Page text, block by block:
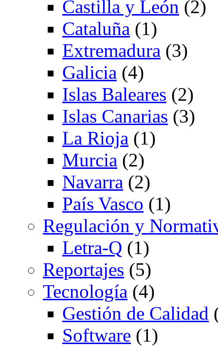
Castilla y León (2)
Cataluña (1)
Extremadura (3)
Galicia (4)
Islas Baleares (2)
Islas Canarias (3)
La Rioja (1)
Murcia (2)
Navarra (2)
País Vasco (1)
Regulación y
Letra-Q (1)
Reportajes (5)
Tecnología (4)
Gestión de Calidad
Software (1)